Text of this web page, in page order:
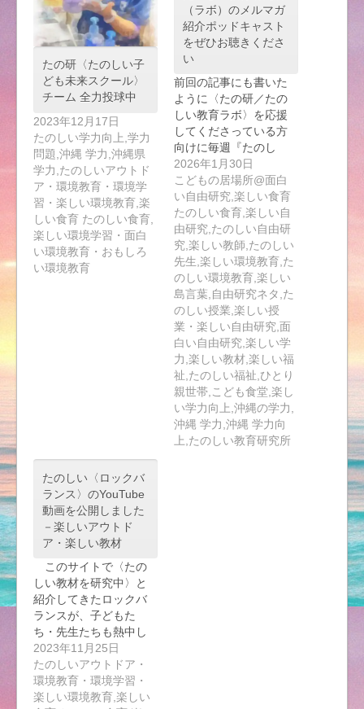
たの研〈たのしい子
ども未来スクール〉
チーム 全力投球中
2023年12月17日
たのしい学力向上,学力
問題,沖縄 学力,沖縄県
学力,たのしいアウトド
ア・環境教育・環境学
習・楽しい環境教育,楽
しい食育 たのしい食育,
楽しい環境学習・面白
い環境教育・おもしろ
い環境教育
（ラボ）のメルマガ
紹介ポッドキャスト
をぜひお聴きくださ
い
前回の記事にも書いた
ように〈たの研／たの
しい教育ラボ〉を応援
してくださっている方
向けに毎週『たのし
い…
2026年1月30日
こどもの居場所@面白
い自由研究,楽しい食育
たのしい食育,楽しい自
由研究,たのしい自由研
究,楽しい教師,たのしい
先生,楽しい環境教育,た
のしい環境教育,楽しい
島言葉,自由研究ネタ,た
のしい授業,楽しい授
業・楽しい自由研究,面
白い自由研究,楽しい学
力,楽しい教材,楽しい福
祉,たのしい福祉,ひとり
親世帯,こども食堂,楽し
い学力向上,沖縄の学力,
沖縄 学力,沖縄 学力向
上,たのしい教育研究所
たのしい〈ロックバ
ランス〉のYouTube
動画を公開しました
－楽しいアウトド
ア・楽しい教材
このサイトで〈たの
しい教材を研究中〉と
紹介してきたロックバ
ランスが、子どもた
ち・先生たちも熱中し
て…
2023年11月25日
たのしいアウトドア・
環境教育・環境学習・
楽しい環境教育,楽しい